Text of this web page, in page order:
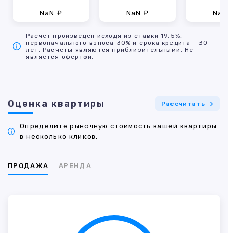
NaN ₽ NaN ₽
Расчет произведен исходя из ставки 19.5%,
первоначального взноса 30% и срока кредита - 30
лет. Расчеты являются приблизительными. Не
является офертой.
Оценка квартиры Рассчитать
Определите рыночную стоимость вашей квартиры
в несколько кликов.
ПРОДАЖА АРЕНДА